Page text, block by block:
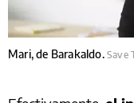
Mari, de Barakaldo. Save